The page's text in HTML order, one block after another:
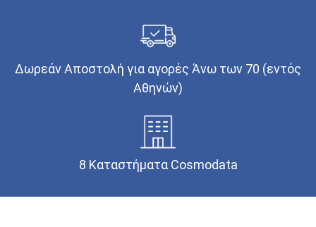
Δωρεάν Αποστολή για αγορές Άνω των 70 (εντός
Αθηνών)
8 Καταστήματα Cosmodata